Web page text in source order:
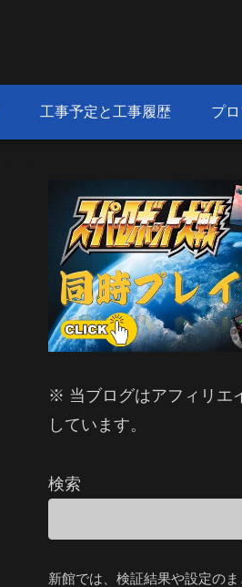
工事予定と工事履歴 プ
※ 当ブログはアフィリエ
しています。
検索
新館では、検証結果や設定の